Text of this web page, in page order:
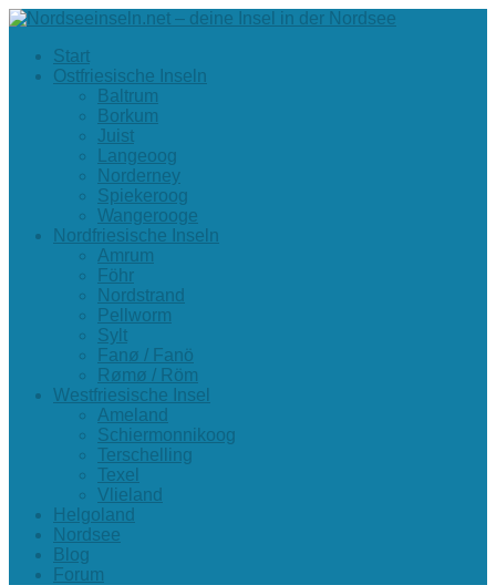
Start
Ostfriesische Inseln
Baltrum
Borkum
Juist
Langeoog
Norderney
Spiekeroog
Wangerooge
Nordfriesische Inseln
Amrum
Föhr
Nordstrand
Pellworm
Sylt
Fanø / Fanö
Rømø / Röm
Westfriesische Insel
Ameland
Schiermonnikoog
Terschelling
Texel
Vlieland
Helgoland
Nordsee
Blog
Forum